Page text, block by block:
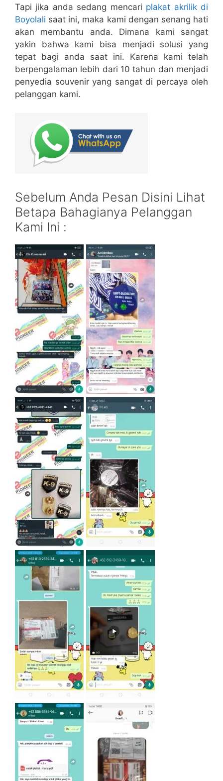
Tapi jika anda sedang mencari plakat akrilik di
Boyolali saat ini, maka kami dengan senang hati
akan membantu anda. Dimana kami sangat
yakin bahwa kami bisa menjadi solusi yang
tepat bagi anda saat ini. Karena kami telah
berpengalaman lebih dari 10 tahun dan menjadi
penyedia souvenir yang sangat di percaya oleh
pelanggan kami.
Sebelum Anda Pesan Disini Lihat
Betapa Bahagianya Pelanggan
Kami Ini :